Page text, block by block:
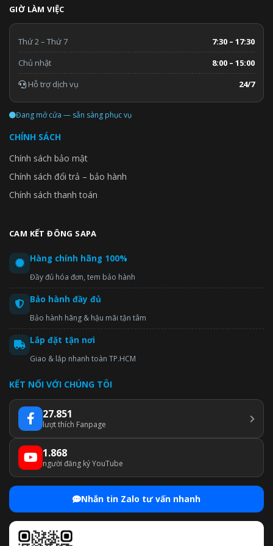
GIỜ LÀM VIỆC
Thứ 2 – Thứ 7
7:30 – 17:30
Chủ nhật
8:00 – 15:00
Hỗ trợ dịch vụ
24/7
Đang mở cửa — sẵn sàng phục vụ
CHÍNH SÁCH
Chính sách bảo mật
Chính sách đổi trả – bảo hành
Chính sách thanh toán
CAM KẾT ĐÔNG SAPA
Hàng chính hãng 100%
Đầy đủ hóa đơn, tem bảo hành
Bảo hành đầy đủ
Bảo hành hãng & hậu mãi tận tâm
Lắp đặt tận nơi
Giao & lắp nhanh toàn TP.HCM
KẾT NỐI VỚI CHÚNG TÔI
27.851
lượt thích Fanpage
1.868
người đăng ký YouTube
Nhắn tin Zalo tư vấn nhanh